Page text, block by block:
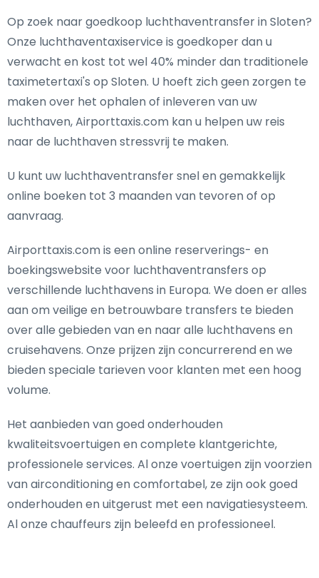
Op zoek naar goedkoop luchthaventransfer in Sloten?
Onze luchthaventaxiservice is goedkoper dan u
verwacht en kost tot wel 40% minder dan traditionele
taximetertaxi's op Sloten. U hoeft zich geen zorgen te
maken over het ophalen of inleveren van uw
luchthaven, Airporttaxis.com kan u helpen uw reis
naar de luchthaven stressvrij te maken.
U kunt uw luchthaventransfer snel en gemakkelijk
online boeken tot 3 maanden van tevoren of op
aanvraag.
Airporttaxis.com is een online reserverings- en
boekingswebsite voor luchthaventransfers op
verschillende luchthavens in Europa. We doen er alles
aan om veilige en betrouwbare transfers te bieden
over alle gebieden van en naar alle luchthavens en
cruisehavens. Onze prijzen zijn concurrerend en we
bieden speciale tarieven voor klanten met een hoog
volume.
Het aanbieden van goed onderhouden
kwaliteitsvoertuigen en complete klantgerichte,
professionele services. Al onze voertuigen zijn voorzien
van airconditioning en comfortabel, ze zijn ook goed
onderhouden en uitgerust met een navigatiesysteem.
Al onze chauffeurs zijn beleefd en professioneel.